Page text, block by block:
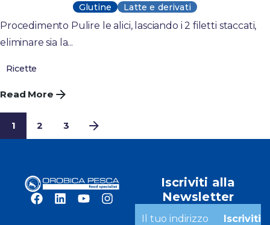
Glutine Latte e derivati
Procedimento Pulire le alici, lasciando i 2 filetti staccati,
eliminare sia la...
Ricette
Read More
1 2 3
Iscriviti alla
Newsletter